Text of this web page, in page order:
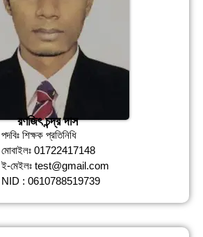
রণজিৎ চন্দ্র দাস
পদবিঃ শিক্ষক প্রতিনিধি
মোবাইলঃ 01722417148
ই-মেইলঃ test@gmail.com
NID : 0610788519739